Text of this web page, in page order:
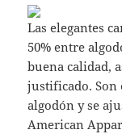
Las elegantes
50% entre
buena calidad,
justificado. Son
algodón y se
American